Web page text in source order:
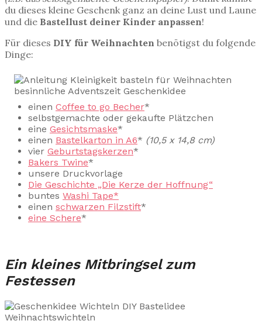
du dieses kleine Geschenk ganz an deine Lust und Laune
und die Bastellust deiner Kinder anpassen!
Für dieses DIY für Weihnachten benötigst du folgende
Dinge:
einen Coffee to go Becher*
selbstgemachte oder gekaufte Plätzchen
eine Gesichtsmaske*
einen Bastelkarton in A6* (10,5 x 14,8 cm)
vier Geburtstagskerzen*
Bakers Twine*
unsere Druckvorlage
Die Geschichte „Die Kerze der Hoffnung“
buntes Washi Tape*
einen schwarzen Filzstift*
eine Schere*
Ein kleines Mitbringsel zum
Festessen